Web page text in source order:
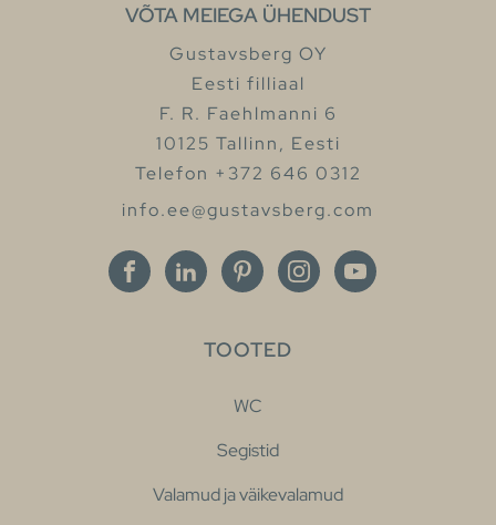
VÕTA MEIEGA ÜHENDUST
Gustavsberg OY
Eesti filliaal
F. R. Faehlmanni 6
10125 Tallinn, Eesti
Telefon +372 646 0312
info.ee@gustavsberg.com
TOOTED
WC
Segistid
Valamud ja väikevalamud